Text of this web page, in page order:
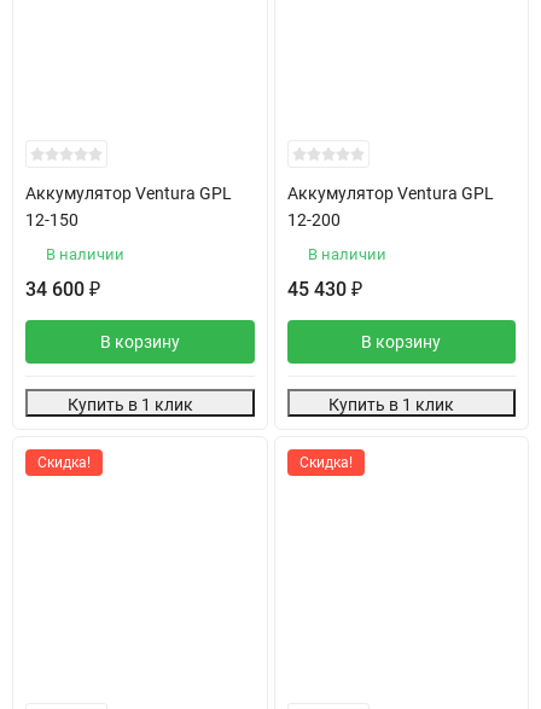
Аккумулятор Ventura GPL
12-150
В наличии
34 600 ₽
В корзину
Купить в 1 клик
Аккумулятор Ventura GPL
12-200
В наличии
45 430 ₽
В корзину
Купить в 1 клик
Скидка! Скидка!